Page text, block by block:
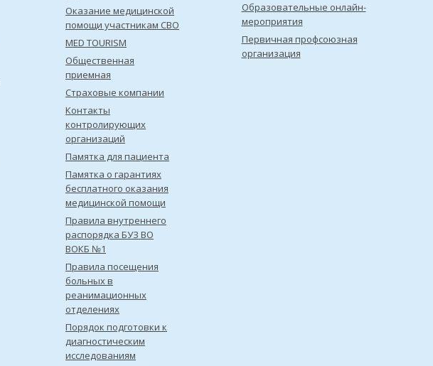
Оказание медицинской
помощи участникам СВО
MED TOURISM
Общественная
приемная
Страховые компании
Контакты
контролирующих
организаций
Памятка для пациента
Памятка о гарантиях
бесплатного оказания
медицинской помощи
Правила внутреннего
распорядка БУЗ ВО
ВОКБ №1
Правила посещения
больных в
реанимационных
отделениях
Порядок подготовки к
диагностическим
исследованиям
Образовательные онлайн-
мероприятия
Первичная профсоюзная
организация